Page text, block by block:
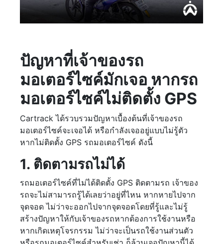
ปัญหาที่เจ้าของรถ
มอเตอร์ไซค์มักเจอ หากรถ
มอเตอร์ไซค์ไม่ติดตั้ง GPS
Cartrack ได้รวบรวมปัญหาเบื้องต้นที่เจ้าของรถ
มอเตอร์ไซค์จะเจอได้ หรือกำลังเจออยู่แบบไม่รู้ตัว
หากไม่ติดตั้ง GPS รถมอเตอร์ไซค์ ดังนี้
1. ติดตามรถไม่ได้
รถมอเตอร์ไซค์ที่ไม่ได้ติดตั้ง GPS ติดตามรถ เจ้าของ
รถจะไม่สามารถรู้ได้เลยว่าอยู่ที่ไหน หากหายไปจาก
จุดจอด ไม่ว่าจะออกไปจากจุดจอดโดยที่รู้และไม่รู้
สร้างปัญหาให้กับเจ้าของรถหากต้องการใช้งานหรือ
หากเกิดเหตุโจรกรรม ไม่ว่าจะเป็นรถใช้งานส่วนตัว